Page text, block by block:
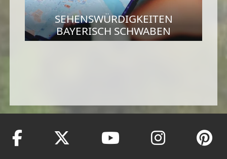
SEHENSWÜRDIGKEITEN
BAYERISCH SCHWABEN